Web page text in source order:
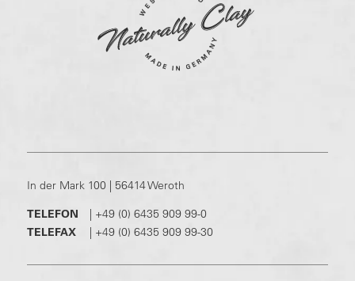
In der Mark 100 | 56414 Weroth
TELEFON
| +49 (0) 6435 909 99-0
TELEFAX
| +49 (0) 6435 909 99-30